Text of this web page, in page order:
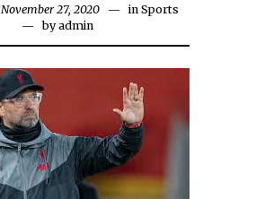
November 27, 2020November
2020
in Sports
byadmin